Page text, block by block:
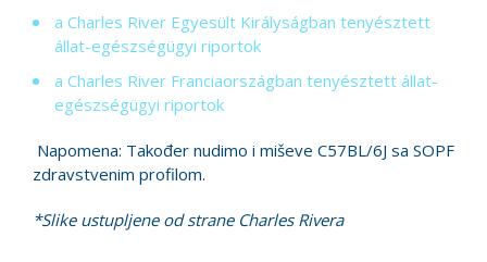
a Charles River Egyesült Királyságban tenyésztett
állat-egészségügyi riportok
a Charles River Franciaországban tenyésztett állat-
egészségügyi riportok
Napomena: Također nudimo i miševe C57BL/6J sa SOPF
zdravstvenim profilom.
*Slike ustupljene od strane Charles Rivera